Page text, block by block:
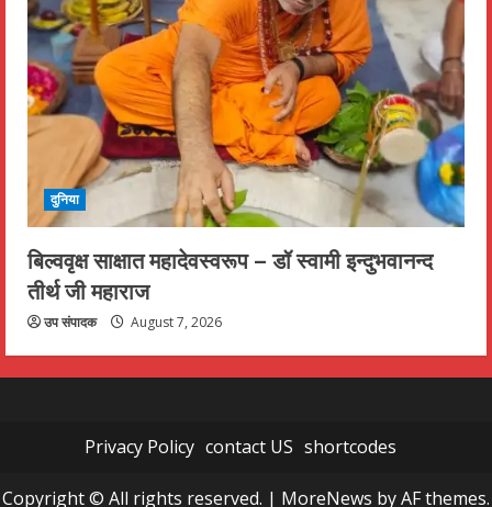
दुनिया
बिल्ववृक्ष साक्षात महादेवस्वरूप – डॉ स्वामी इन्दुभवानन्द
तीर्थ जी महाराज
उप संपादक August 7, 2026
Privacy Policy contact US shortcodes
Copyright © All rights reserved. | MoreNews by AF themes.